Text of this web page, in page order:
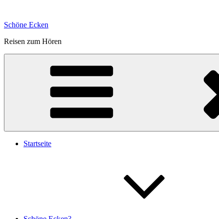
springen
Schöne Ecken
Reisen zum Hören
Startseite